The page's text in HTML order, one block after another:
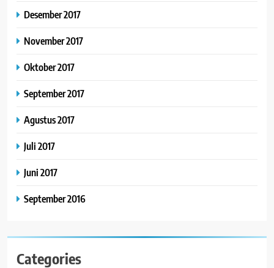
Desember 2017
November 2017
Oktober 2017
September 2017
Agustus 2017
Juli 2017
Juni 2017
September 2016
Categories